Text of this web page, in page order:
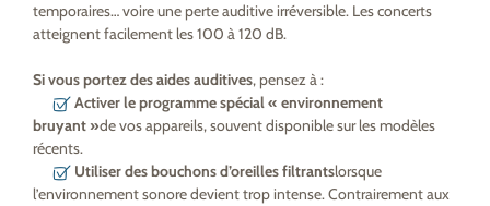
temporaires… voire une perte auditive irréversible. Les concerts
atteignent facilement les 100 à 120 dB.
Si vous portez des aides auditives, pensez à :
Activer leprogramme spécial « environnement
bruyant »de vos appareils, souvent disponible sur les modèles
récents.
Utiliser desbouchons d’oreilles filtrantslorsque
l’environnement sonore devient trop intense. Contrairement aux